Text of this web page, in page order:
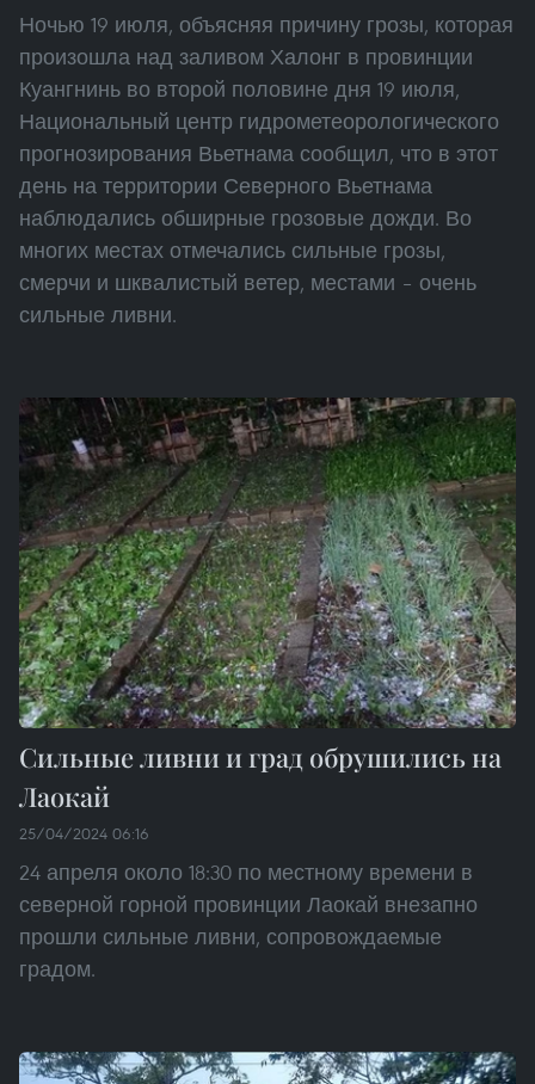
Ночью 19 июля, объясняя причину грозы, которая
произошла над заливом Халонг в провинции
Куангнинь во второй половине дня 19 июля,
Национальный центр гидрометеорологического
прогнозирования Вьетнама сообщил, что в этот
день на территории Северного Вьетнама
наблюдались обширные грозовые дожди. Во
многих местах отмечались сильные грозы,
смерчи и шквалистый ветер, местами – очень
сильные ливни.
Сильные ливни и град обрушились на
Лаокай
25/04/2024 06:16
24 апреля около 18:30 по местному времени в
северной горной провинции Лаокай внезапно
прошли сильные ливни, сопровождаемые
градом.